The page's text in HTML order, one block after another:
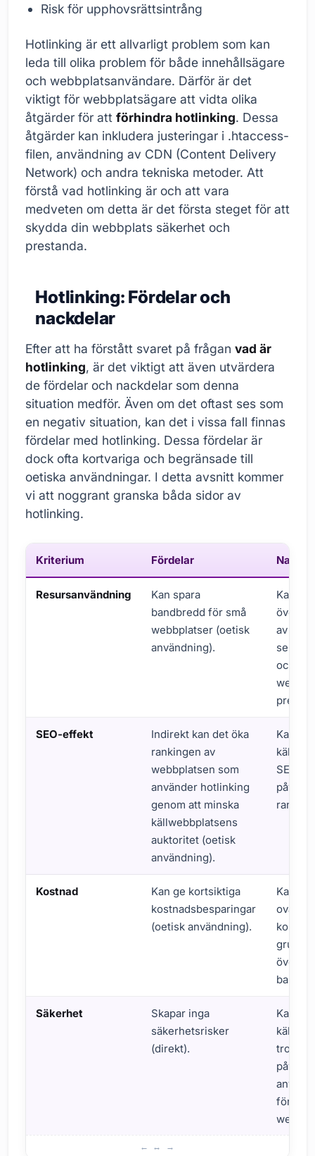
Risk för upphovsrättsintrång
Hotlinking är ett allvarligt problem som kan
leda till olika problem för både innehållsägare
och webbplatsanvändare. Därför är det
viktigt för webbplatsägare att vidta olika
åtgärder för att förhindra hotlinking. Dessa
åtgärder kan inkludera justeringar i .htaccess-
filen, användning av CDN (Content Delivery
Network) och andra tekniska metoder. Att
förstå vad hotlinking är och att vara
medveten om detta är det första steget för att
skydda din webbplats säkerhet och
prestanda.
Hotlinking: Fördelar och
nackdelar
Efter att ha förstått svaret på frågan vad är
hotlinking, är det viktigt att även utvärdera
de fördelar och nackdelar som denna
situation medför. Även om det oftast ses som
en negativ situation, kan det i vissa fall finnas
fördelar med hotlinking. Dessa fördelar är
dock ofta kortvariga och begränsade till
oetiska användningar. I detta avsnitt kommer
vi att noggrant granska båda sidor av
hotlinking.
Kriterium Fördelar
Resursanvändning
Kan spara
bandbredd för små
webbplatser (oetisk
användning).
Kan
av
och
SEO-effekt
Indirekt kan det öka
rankingen av
webbplatsen som
använder hotlinking
genom att minska
källwebbplatsens
auktoritet (oetisk
användning).
Kan
SEO-
Kostnad
Kan ge kortsiktiga
kostnadsbesparingar
(oetisk användning).
Kan
grund
Säkerhet
Skapar inga
säkerhetsrisker
(direkt).
Kan